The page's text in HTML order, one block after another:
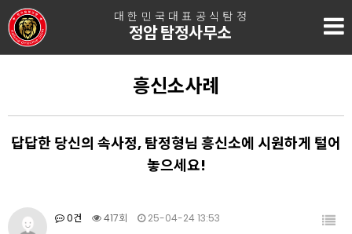
대한민국대표공식탐정
정암 탐정사무소
흥신소사례
답답한 당신의 속사정, 탐정형님 흥신소에 시원하게 털어
놓으세요!
0건 417회 25-04-24 13:53